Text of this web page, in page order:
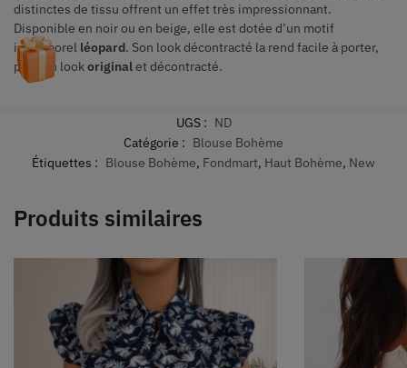
distinctes de tissu offrent un effet très impressionnant.
Disponible en noir ou en beige, elle est dotée d’un motif
intemporel léopard. Son look décontracté la rend facile à porter,
pour un lookoriginalet décontracté.
UGS : ND
Catégorie : Blouse Bohème
Étiquettes : Blouse Bohème, Fondmart, Haut Bohème, New
Produits similaires